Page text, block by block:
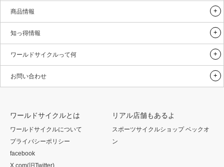
商品情報
知っ得情報
ワールドサイクルって何
お問い合わせ
ワールドサイクルとは
ワールドサイクルについて
プライバシーポリシー
facebook
X.com(旧Twitter)
リアル店舗もあるよ
スポーツサイクルショップ ベックオ
ン